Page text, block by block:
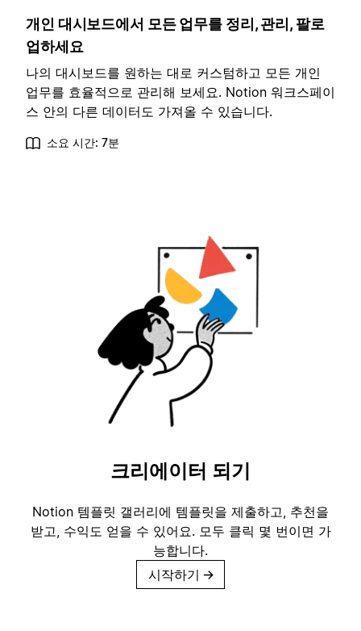
개인 대시보드에서 모든 업무를 정리, 관리, 팔로
업하세요
나의 대시보드를 원하는 대로 커스텀하고 모든 개인
업무를 효율적으로 관리해 보세요. Notion 워크스페이
스 안의 다른 데이터도 가져올 수 있습니다.
소요 시간: 7분
크리에이터 되기
Notion 템플릿 갤러리에 템플릿을 제출하고, 추천을
받고, 수익도 얻을 수 있어요. 모두 클릭 몇 번이면 가
능합니다.
시작하기 →